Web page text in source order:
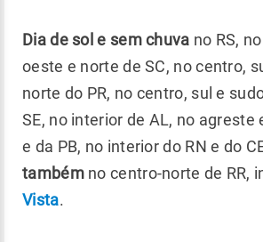
Dia de sol e sem chuva no RS,
oeste e norte de SC, no centro,
norte do PR, no centro, sul e
SE, no interior de AL, no agreste
e da PB, no interior do RN e do
tambémno centro-norte de RR,
Vista.